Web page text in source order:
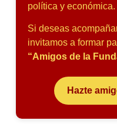
política y económica.
Si deseas
invitamos a formar
“Amigos de la
Hazte